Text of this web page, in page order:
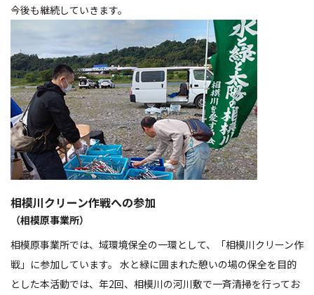
今後も継続していきます。
相模川クリーン作戦への参加
（相模原事業所）
相模原事業所では、域環境保全の一環として、「相模川クリーン作
戦」に参加しています。 水と緑に囲まれた憩いの場の保全を目的
とした本活動では、年2回、相模川の河川敷で一斉清掃を行ってお